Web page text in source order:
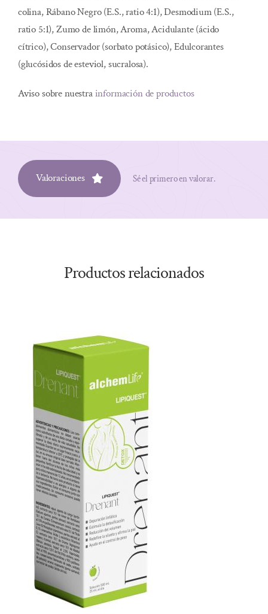
colina, Rábano Negro (E.S., ratio 4:1), Desmodium (E.S.,
ratio 5:1), Zumo de limón, Aroma, Acidulante (ácido
cítrico), Conservador (sorbato potásico), Edulcorantes
(glucósidos de esteviol, sucralosa).
Aviso sobre nuestrainformación de productos
Valoraciones Sé el primero en valorar.
Productos relacionados